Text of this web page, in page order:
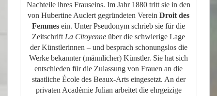
Nachteile ihres Frauseins. Im Jahr 1880 tritt sie in den
von Hubertine Auclert gegründeten Verein Droit des
Femmes ein. Unter Pseudonym schrieb sie für die
Zeitschrift La Citoyenne über die schwierige Lage
der Künstlerinnen – und besprach schonungslos die
Werke bekannter (männlicher) Künstler. Sie hat sich
entschieden für die Zulassung von Frauen an die
staatliche École des Beaux-Arts eingesetzt. An der
privaten Académie Julian arbeitet die ehrgeizige